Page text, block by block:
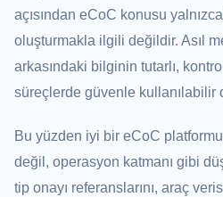
açısından eCoC konusu
oluşturmakla ilgili değildir. Asıl
arkasındaki bilginin tutarlı,
süreçlerde güvenle kullanılabilir
Bu yüzden iyi bir eCoC
değil, operasyon katmanı gibi
tip onayı referanslarını, araç